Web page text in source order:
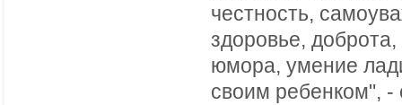
честность,
здоровье,
юмора, умение
своим ребенком", -